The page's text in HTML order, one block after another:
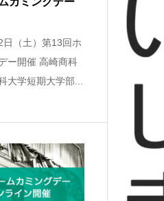
（土）第13回ホ
ー開催 高崎商科
大学短期大学部...